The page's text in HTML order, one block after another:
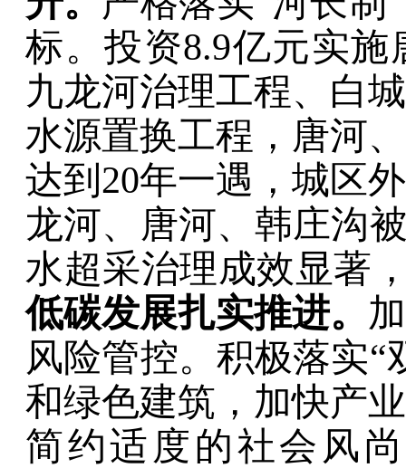
标。投资8.9亿元实施
九龙河治理工程、白
水源置换工程，唐河
达到 20年一遇，城区
龙河、唐河、韩庄沟
水超采治理成效显著
低碳发展扎实推进。
风险管控。积极落实“
和绿色建筑， 加快产
简约适度的社会风